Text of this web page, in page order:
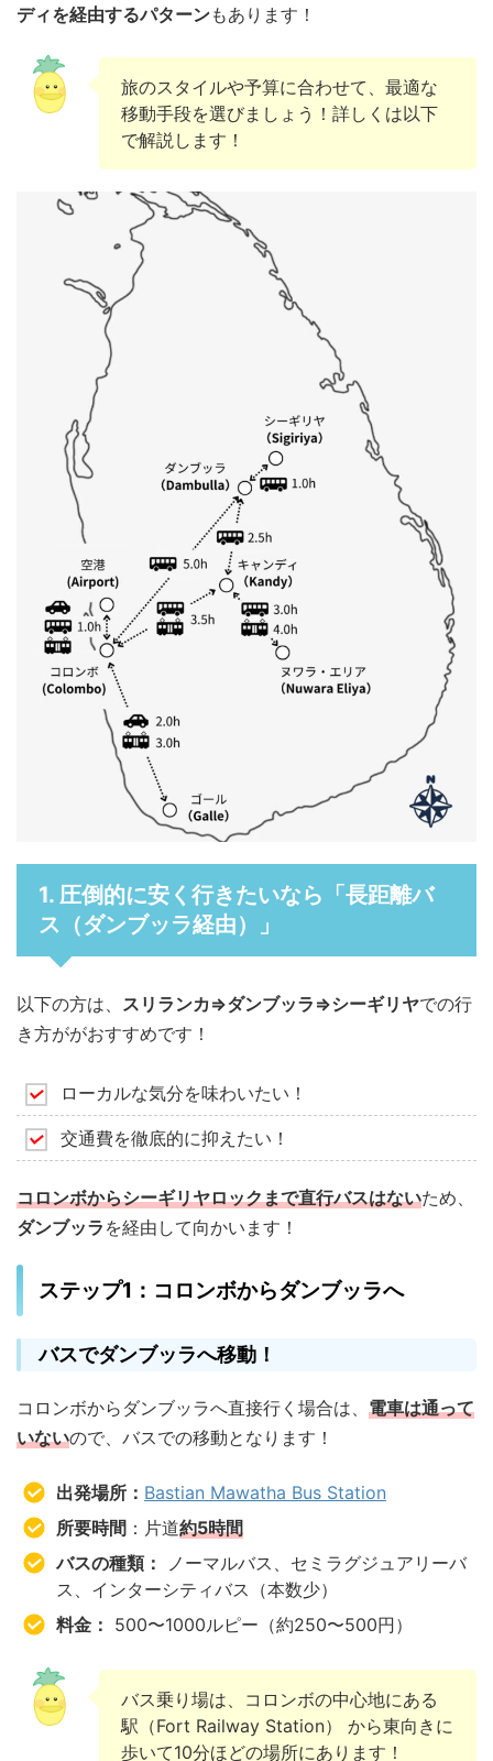
ディを経由するパターンもあります！
旅のスタイルや予算に合わせて、最適な
移動手段を選びましょう！詳しくは以下
で解説します！
1. 圧倒的に安く行きたいなら「長距離バ
ス（ダンブッラ経由）」
以下の方は、 スリランカ⇒ダンブッラ⇒シーギリヤでの行
き方ががおすすめです！
ローカルな気分を味わいたい！
交通費を徹底的に抑えたい！
コロンボからシーギリヤロックまで直行バスはないため、
ダンブッラ を経由して向かいます！
ステップ1：コロンボからダンブッラへ
バスでダンブッラへ移動！
コロンボからダンブッラへ直接行く場合は、 電車は通って
いないので、バスでの移動となります！
出発場所： Bastian Mawatha Bus Station
所要時間 ：片道約5時間
バスの種類：
ノーマルバス、セミラグジュアリーバ
ス、インターシティバス（本数少）
料金： 500〜1000ルピー（約250〜500円）
バス乗り場は、コロンボの中心地にある
駅（Fort Railway Station） から東向きに
歩いて10分ほどの場所にあります！